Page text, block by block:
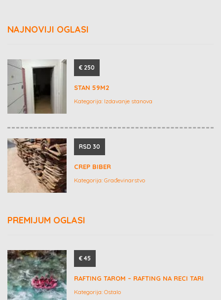
NAJNOVIJI OGLASI
€ 250
STAN 59M2
Kategorija: Izdavanje stanova
RSD 30
CREP BIBER
Kategorija: Građevinarstvo
PREMIJUM OGLASI
€ 45
RAFTING TAROM – RAFTING NA RECI TARI
Kategorija: Ostalo